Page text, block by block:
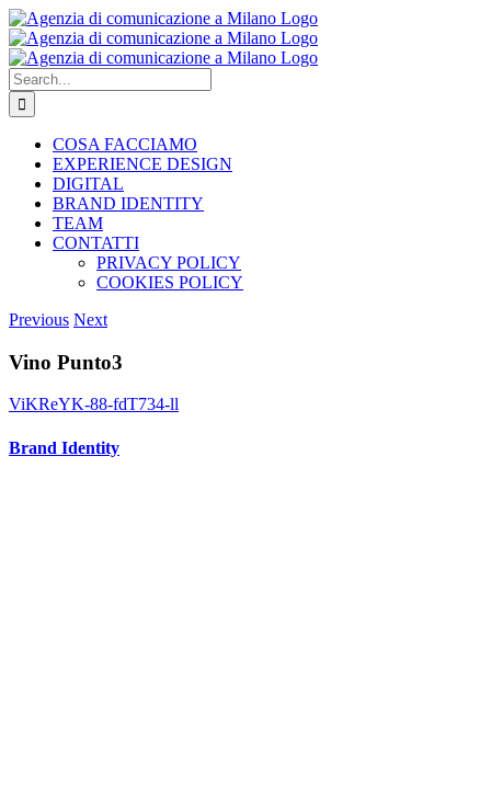
Skip
to
content
Search
for:
COSA FACCIAMO
EXPERIENCE DESIGN
DIGITAL
BRAND IDENTITY
TEAM
CONTATTI
PRIVACY POLICY
COOKIES POLICY
Previous Next
Vino Punto3
ViKReYK-88-fdT734-ll
Brand Identity